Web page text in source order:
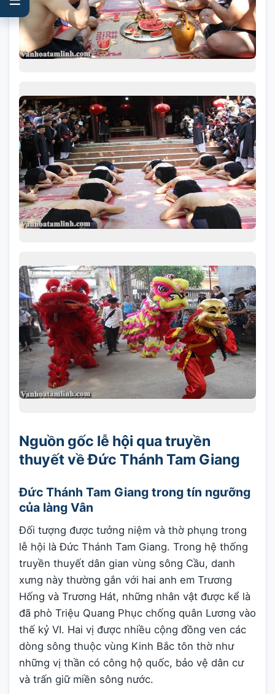
Nguồn gốc lễ hội qua truyền
thuyết về Đức Thánh Tam Giang
Đức Thánh Tam Giang trong tín ngưỡng
của làng Vân
Đối tượng được tưởng niệm và thờ phụng trong
lễ hội là Đức Thánh Tam Giang. Trong hệ thống
truyền thuyết dân gian vùng sông Cầu, danh
xưng này thường gắn với hai anh em Trương
Hống và Trương Hát, những nhân vật được kể là
đã phò Triệu Quang Phục chống quân Lương vào
thế kỷ VI. Hai vị được nhiều cộng đồng ven các
dòng sông thuộc vùng Kinh Bắc tôn thờ như
những vị thần có công hộ quốc, bảo vệ dân cư
và trấn giữ miền sông nước.